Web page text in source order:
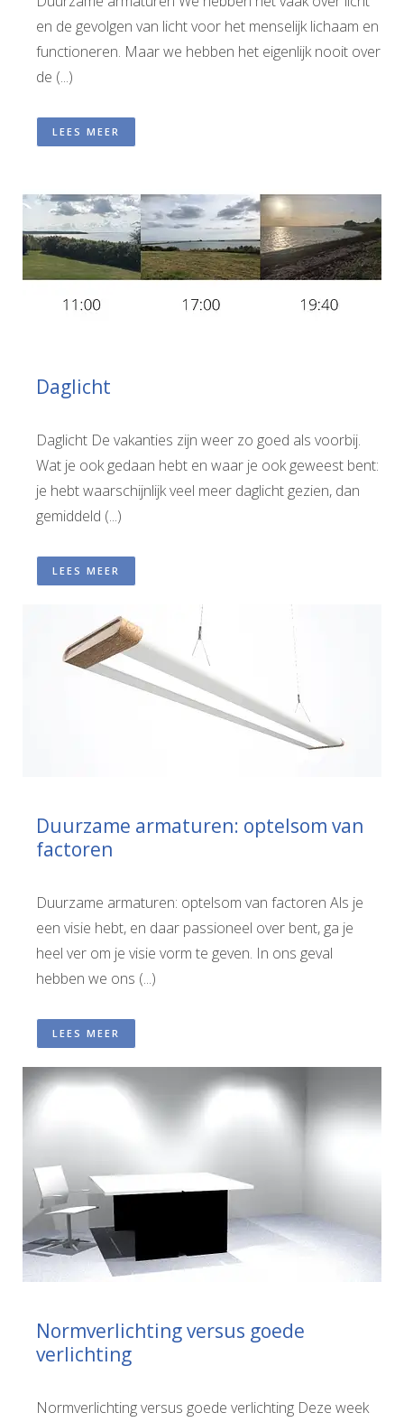
en de gevolgen van licht voor het menselijk lichaam en
functioneren. Maar we hebben het eigenlijk nooit over
de (...)
LEES MEER
Daglicht
Daglicht De vakanties zijn weer zo goed als voorbij.
Wat je ook gedaan hebt en waar je ook geweest bent:
je hebt waarschijnlijk veel meer daglicht gezien, dan
gemiddeld (...)
LEES MEER
Duurzame armaturen: optelsom van
factoren
Duurzame armaturen: optelsom van factoren Als je
een visie hebt, en daar passioneel over bent, ga je
heel ver om je visie vorm te geven. In ons geval
hebben we ons (...)
LEES MEER
Normverlichting versus goede
verlichting
Normverlichting versus goede verlichting Deze week